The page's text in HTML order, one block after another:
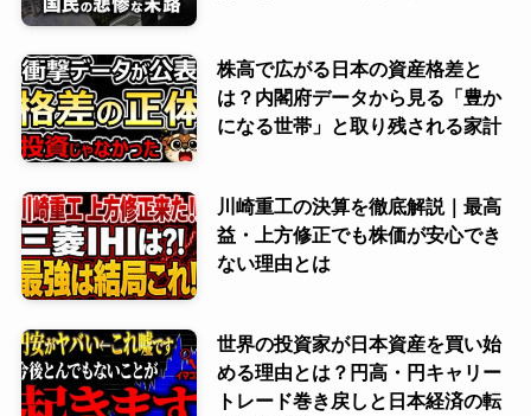
株高で広がる日本の資産格差と
は？内閣府データから見る「豊か
になる世帯」と取り残される家計
川崎重工の決算を徹底解説｜最高
益・上方修正でも株価が安心でき
ない理由とは
世界の投資家が日本資産を買い始
める理由とは？円高・円キャリー
トレード巻き戻しと日本経済の転